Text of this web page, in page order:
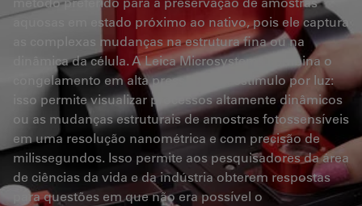
aquosas em estado próximo ao nativo, pois ele captura
as complexas mudanças na estrutura fina ou na
dinâmica da célula. A Leica Microsystems combina o
congelamento em alta pressão com estímulo por luz:
isso permite visualizar processos altamente dinâmicos
ou as mudanças estruturais de amostras fotossensíveis
em uma resolução nanométrica e com precisão de
milissegundos. Isso permite aos pesquisadores da área
de ciências da vida e da indústria obterem respostas
para questões em que não era possível o